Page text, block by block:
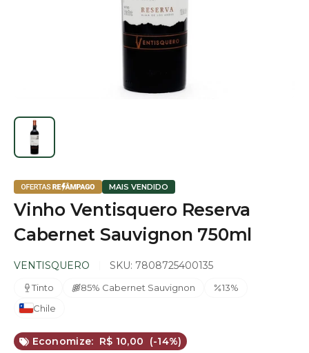
MAIS VENDIDO
Vinho Ventisquero Reserva
Cabernet Sauvignon 750ml
VENTISQUERO SKU: 7808725400135
Tinto 85% Cabernet Sauvignon
13%
Chile
Economize: R$ 10,00 (-14%)